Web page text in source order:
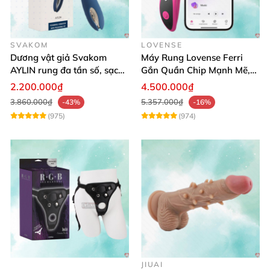
SVAKOM
Dương vật giả Svakom
AYLIN rung đa tần số, sạc
pin chống nước
2.200.000₫
3.860.000₫
-43%
(975)
LOVENSE
Máy Rung Lovense Ferri
Gắn Quần Chip Mạnh Mẽ,
Điều Khiển Qua App
4.500.000₫
5.357.000₫
-16%
(974)
JIUAI